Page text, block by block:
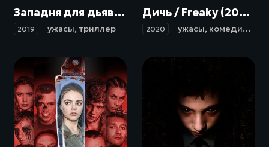
Западня для дьявола / In the Trap (2019)
2019 ужасы, триллер
Дичь / Freaky (2020)
2020 ужасы, комедия ,